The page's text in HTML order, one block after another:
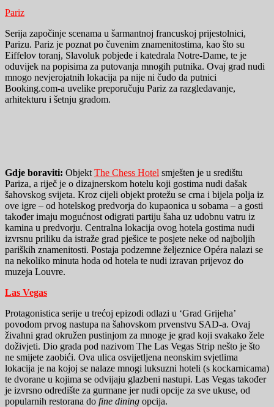
Pariz
Serija započinje scenama u šarmantnoj francuskoj prijestolnici,
Parizu. Pariz je poznat po čuvenim znamenitostima, kao što su
Eiffelov toranj, Slavoluk pobjede i katedrala Notre-Dame, te je
oduvijek na popisima za putovanja mnogih putnika. Ovaj grad nudi
mnogo nevjerojatnih lokacija pa nije ni čudo da putnici
Booking.com-a uvelike preporučuju Pariz za razgledavanje,
arhitekturu i šetnju gradom.
Gdje boraviti: Objekt The Chess Hotel smješten je u središtu
Pariza, a riječ je o dizajnerskom hotelu koji gostima nudi dašak
šahovskog svijeta. Kroz cijeli objekt protežu se crna i bijela polja iz
ove igre – od hotelskog predvorja do kupaonica u sobama – a gosti
također imaju mogućnost odigrati partiju šaha uz udobnu vatru iz
kamina u predvorju. Centralna lokacija ovog hotela gostima nudi
izvrsnu priliku da istraže grad pješice te posjete neke od najboljih
pariških znamenitosti. Postaja podzemne željeznice Opéra nalazi se
na nekoliko minuta hoda od hotela te nudi izravan prijevoz do
muzeja Louvre.
Las Vegas
Protagonistica serije u trećoj epizodi odlazi u ‘Grad Grijeha’
povodom prvog nastupa na šahovskom prvenstvu SAD-a. Ovaj
živahni grad okružen pustinjom za mnoge je grad koji svakako žele
doživjeti. Dio grada pod nazivom The Las Vegas Strip nešto je što
ne smijete zaobići. Ova ulica osvijetljena neonskim svjetlima
lokacija je na kojoj se nalaze mnogi luksuzni hoteli (s kockarnicama)
te dvorane u kojima se odvijaju glazbeni nastupi. Las Vegas također
je izvrsno odredište za gurmane jer nudi opcije za sve ukuse, od
popularnih restorana do fine dining opcija.